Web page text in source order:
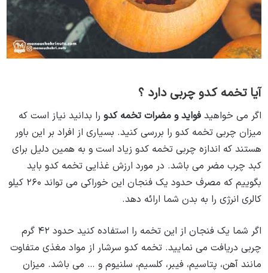
آیا تخمه کدو چربی دارد ؟
اگر می‌ خواهید فواید و مضرات تخمه کدو را بدانید نیاز است که
میزان چربی تخمه کدو را بررسی کنید. بسیاری از افراد بر این باور
هستند که اندازه چربی تخمه کدو زیاد است و به همین دلیل برای
کبد چرب مضر می‌ باشد. در مورد ارزش غذایی تخمه کدو باید
بگوییم که مصرف حدود یک فنجان این خوراکی می ‌تواند ۲۶۰ کیلو
کالری انرژی را به بدن شما ارائه دهد.
اگر شما یک فنجان از این تخمه را استفاده کنید حدود ۴۲ گرم
چربی دریافت می‌ نمایید. تخمه کدو سرشار از مواد مغذی متفاوت
مانند آهن، پتاسیم، فیبر، کلسیم، سلنیوم و … می ‌باشد. میزان